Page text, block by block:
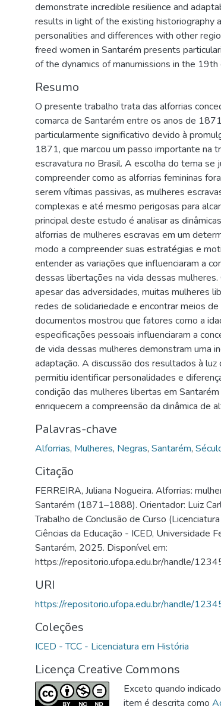
demonstrate incredible resilience and
results in light of the existing historiography
personalities and differences with other
freed women in Santarém presents
of the dynamics of manumissions in the 19th
Resumo
O presente trabalho trata das alforrias
comarca de Santarém entre os anos de
particularmente significativo devido à
1871, que marcou um passo importante na
escravatura no Brasil. A escolha do tema se
compreender como as alforrias femininas
serem vítimas passivas, as mulheres
complexas e até mesmo perigosas para
principal deste estudo é analisar as
alforrias de mulheres escravas em um
modo a compreender suas estratégias e
entender as variações que influenciaram a
dessas libertações na vida dessas
apesar das adversidades, muitas mulheres
redes de solidariedade e encontrar meios
documentos mostrou que fatores como a
especificações pessoais influenciaram a
de vida dessas mulheres demonstram uma
adaptação. A discussão dos resultados à
permitiu identificar personalidades e
condição das mulheres libertas em
enriquecem a compreensão da dinâmica de
Palavras-chave
Alforrias, Mulheres, Negras, Santarém,
Citação
FERREIRA, Juliana Nogueira. Alforrias:
Santarém (1871–1888). Orientador: Luiz
Trabalho de Conclusão de Curso
Ciências da Educação - ICED, Universidade
Santarém, 2025. Disponível em:
https://repositorio.ufopa.edu.br/handle/
URI
https://repositorio.ufopa.edu.br/handle/
Coleções
ICED - TCC - Licenciatura em História
Licença Creative Commons
Exceto quando
item é descrita como